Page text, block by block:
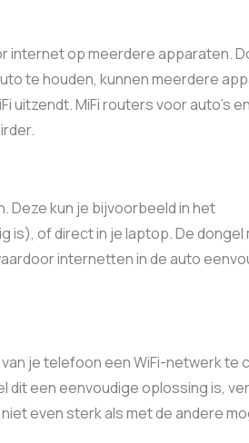
internet op meerdere apparaten.
te houden, kunnen meerdere
uitzendt. MiFi routers voor auto’s
Deze kun je bijvoorbeeld in het
of direct in je laptop. De dongel
internetten in de auto
je telefoon een WiFi-netwerk te
dit een eenvoudige oplossing is,
even sterk als met de andere